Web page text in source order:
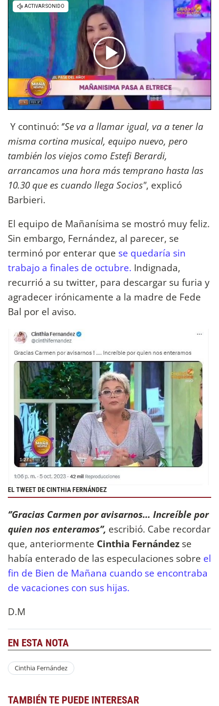
Y continuó: ‘’Se va a llamar igual, va a tener la
misma cortina musical, equipo nuevo, pero
también los viejos como Estefi Berardi,
arrancamos una hora más temprano hasta las
10.30 que es cuando llega Socios", explicó
Barbieri.
El equipo de Mañanísima se mostró muy feliz.
Sin embargo, Fernández, al parecer, se
terminó por enterar que se quedaría sin
trabajo a finales de octubre. Indignada,
recurrió a su twitter, para descargar su furia y
agradecer irónicamente a la madre de Fede
Bal por el aviso.
EL TWEET DE CINTHIA FERNÁNDEZ
‘’Gracias Carmen por avisarnos… Increíble por
quien nos enteramos’’, escribió. Cabe recordar
que, anteriormente Cinthia Fernández se
había enterado de las especulaciones sobre el
fin de Bien de Mañana cuando se encontraba
de vacaciones con sus hijas.
D.M
EN ESTA NOTA
Cinthia Fernández
TAMBIÉN TE PUEDE INTERESAR